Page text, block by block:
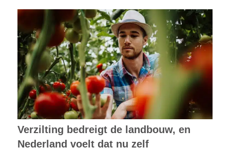
Verzilting bedreigt de landbouw, en
Nederland voelt dat nu zelf